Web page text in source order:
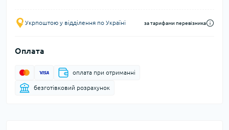
Укрпоштою у відділення по Україні за тарифами перевізника
Оплата
оплата при отриманні
безготівковий розрахунок